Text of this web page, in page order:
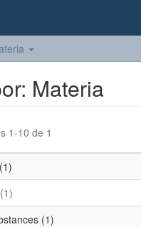
Materia
1-10 de 1
(1)